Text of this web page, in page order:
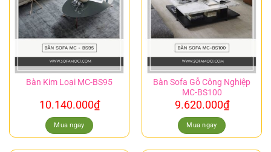
Bàn Kim Loại MC-BS95
10.140.000₫
Mua ngay
Bàn Sofa Gỗ Công Nghiệp
MC-BS100
9.620.000₫
Mua ngay